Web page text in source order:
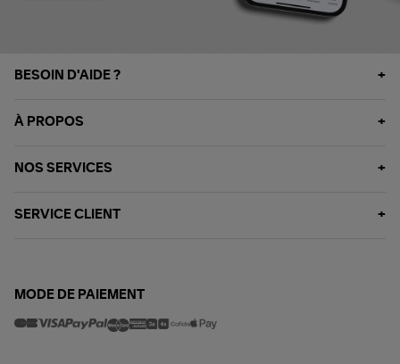
BESOIN D'AIDE ?
À PROPOS
NOS SERVICES
SERVICE CLIENT
MODE DE PAIEMENT